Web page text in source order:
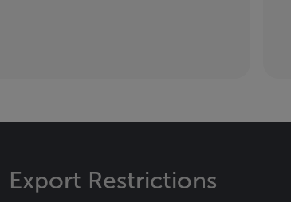
Export Restrictions